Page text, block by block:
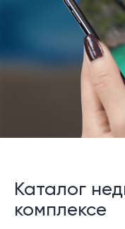
Каталог
комплексе